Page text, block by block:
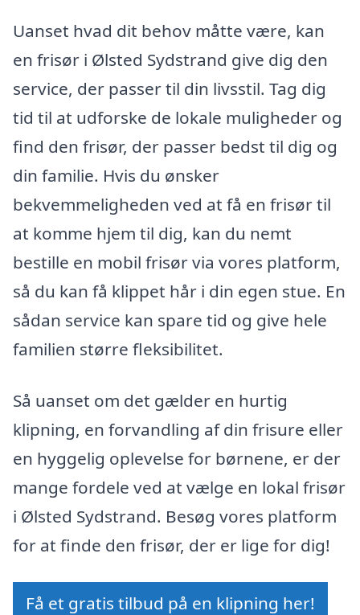
Uanset hvad dit behov måtte være, kan
en frisør i Ølsted Sydstrand give dig den
service, der passer til din livsstil. Tag dig
tid til at udforske de lokale muligheder og
find den frisør, der passer bedst til dig og
din familie. Hvis du ønsker
bekvemmeligheden ved at få en frisør til
at komme hjem til dig, kan du nemt
bestille en mobil frisør via vores platform,
så du kan få klippet hår i din egen stue. En
sådan service kan spare tid og give hele
familien større fleksibilitet.
Så uanset om det gælder en hurtig
klipning, en forvandling af din frisure eller
en hyggelig oplevelse for børnene, er der
mange fordele ved at vælge en lokal frisør
i Ølsted Sydstrand. Besøg vores platform
for at finde den frisør, der er lige for dig!
Få et gratis tilbud på en klipning her!